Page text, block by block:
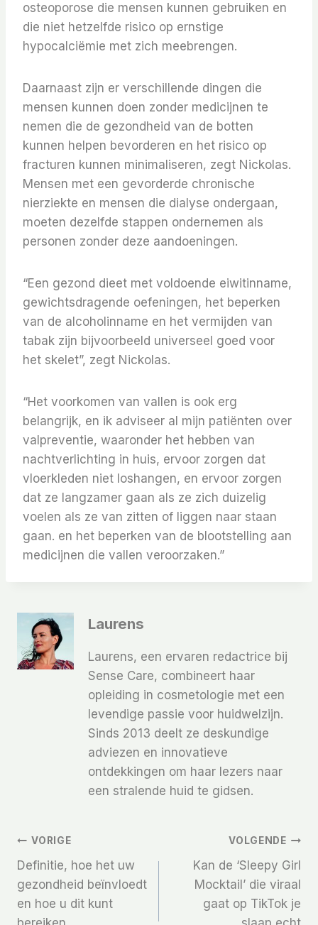
osteoporose die mensen kunnen gebruiken en
die niet hetzelfde risico op ernstige
hypocalciëmie met zich meebrengen.
Daarnaast zijn er verschillende dingen die
mensen kunnen doen zonder medicijnen te
nemen die de gezondheid van de botten
kunnen helpen bevorderen en het risico op
fracturen kunnen minimaliseren, zegt Nickolas.
Mensen met een gevorderde chronische
nierziekte en mensen die dialyse ondergaan,
moeten dezelfde stappen ondernemen als
personen zonder deze aandoeningen.
“Een gezond dieet met voldoende eiwitinname,
gewichtsdragende oefeningen, het beperken
van de alcoholinname en het vermijden van
tabak zijn bijvoorbeeld universeel goed voor
het skelet”, zegt Nickolas.
“Het voorkomen van vallen is ook erg
belangrijk, en ik adviseer al mijn patiënten over
valpreventie, waaronder het hebben van
nachtverlichting in huis, ervoor zorgen dat
vloerkleden niet loshangen, en ervoor zorgen
dat ze langzamer gaan als ze zich duizelig
voelen als ze van zitten of liggen naar staan ​​
gaan. en het beperken van de blootstelling aan
medicijnen die vallen veroorzaken.”
Laurens
Laurens, een ervaren redactrice bij
Sense Care, combineert haar
opleiding in cosmetologie met een
levendige passie voor huidwelzijn.
Sinds 2013 deelt ze deskundige
adviezen en innovatieve
ontdekkingen om haar lezers naar
een stralende huid te gidsen.
Bericht
Navigatie
VORIGE
Definitie, hoe het uw
gezondheid beïnvloedt
en hoe u dit kunt
VOLGENDE
Kan de ‘Sleepy Girl
Mocktail’ die viraal
gaat op TikTok je